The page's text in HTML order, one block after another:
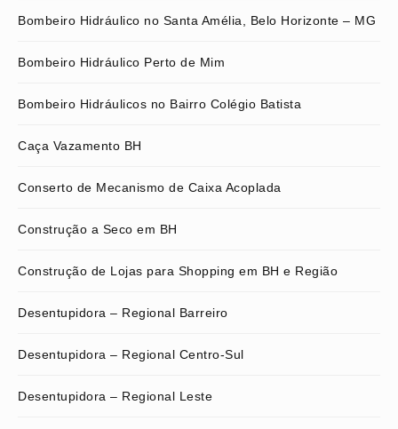
Bombeiro Hidráulico no Santa Amélia, Belo Horizonte – MG
Bombeiro Hidráulico Perto de Mim
Bombeiro Hidráulicos no Bairro Colégio Batista
Caça Vazamento BH
Conserto de Mecanismo de Caixa Acoplada
Construção a Seco em BH
Construção de Lojas para Shopping em BH e Região
Desentupidora – Regional Barreiro
Desentupidora – Regional Centro-Sul
Desentupidora – Regional Leste